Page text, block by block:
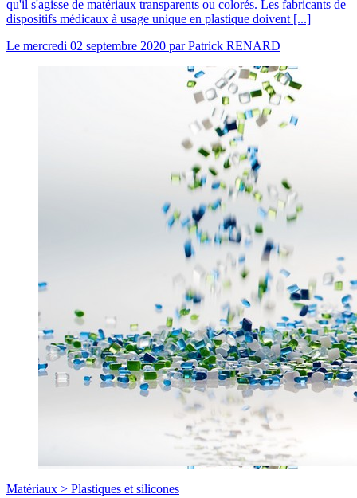
qu'il s'agisse de matériaux transparents ou colorés. Les fabricants de
dispositifs médicaux à usage unique en plastique doivent [...]
Le mercredi 02 septembre 2020 parPatrick RENARD
Matériaux > Plastiques et silicones